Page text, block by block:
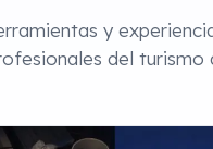
y
del turismo